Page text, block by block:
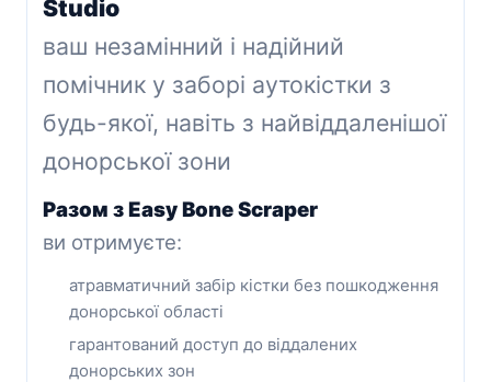
Studio
ваш незамінний і надійний
помічник у заборі аутокістки з
будь-якої, навіть з найвіддаленішої
донорської зони
Разом з Easy Bone Scraper
ви отримуєте:
атравматичний забір кістки без пошкодження
донорської області
гарантований доступ до віддалених
донорських зон